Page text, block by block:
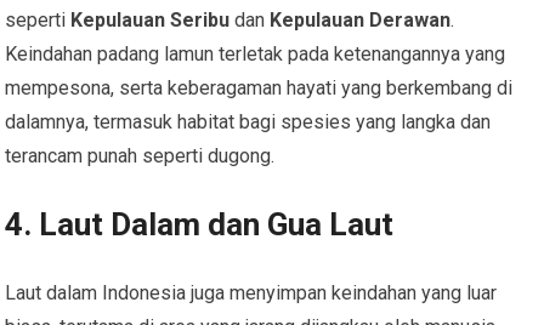
seperti Kepulauan Seribu dan Kepulauan Derawan.
Keindahan padang lamun terletak pada ketenangannya yang
mempesona, serta keberagaman hayati yang berkembang di
dalamnya, termasuk habitat bagi spesies yang langka dan
terancam punah seperti dugong.
4. Laut Dalam dan Gua Laut
Laut dalam Indonesia juga menyimpan keindahan yang luar